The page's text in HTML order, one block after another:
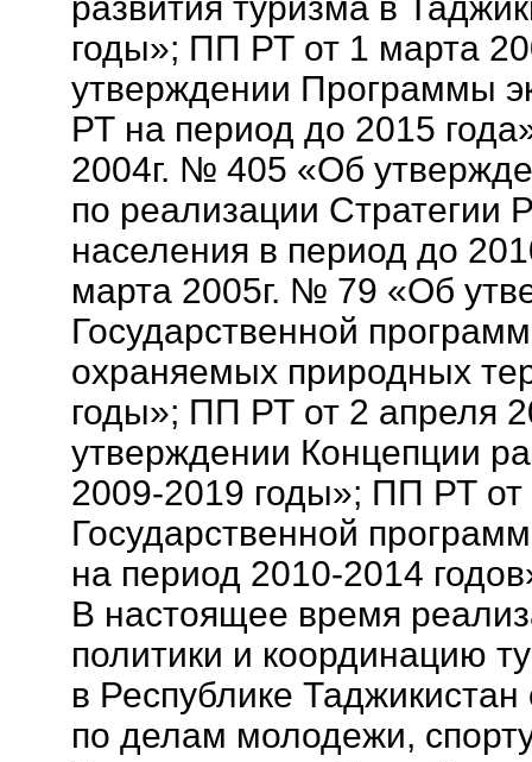
годы»; ПП РТ от 1 марта
утверждении Программы
РТ на период до 2015
2004г. № 405 «Об
по реализации Стратегии
населения в период до
марта 2005г. № 79 «Об
Государственной
охраняемых природных
годы»; ПП РТ от 2 апреля
утверждении Концепции
2009-2019 годы»; ПП РТ
Государственной
на период 2010-2014
В настоящее время
политики и координацию
в Республике
по делам молодежи,